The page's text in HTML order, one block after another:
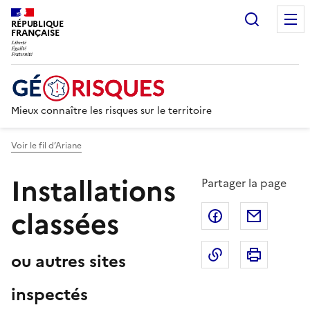
RÉPUBLIQUE
FRANÇAISE
Mieux connaître les risques sur le territoire
Voir le fil d’Ariane
Installations
classées
ou autres sites
inspectés
Partager la page
Partager sur
Copier dans